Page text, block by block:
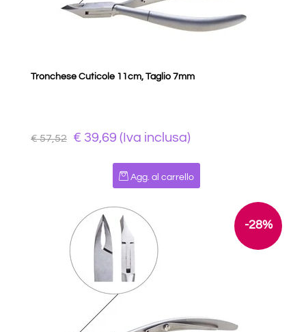
Tronchese Cuticole 11cm, Taglio 7mm
€ 57,52 € 39,69 (Iva inclusa)
Quantità
Agg. al carrello
-28%